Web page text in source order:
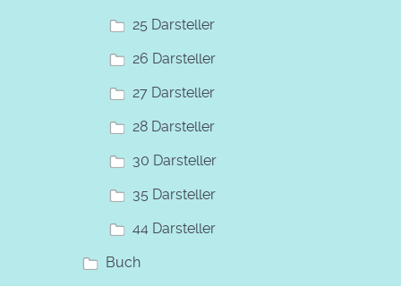
25 Darsteller
26 Darsteller
27 Darsteller
28 Darsteller
30 Darsteller
35 Darsteller
44 Darsteller
Buch